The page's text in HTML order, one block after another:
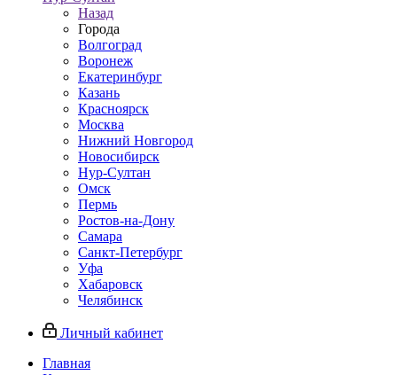
Назад
Города
Волгоград
Воронеж
Екатеринбург
Казань
Красноярск
Москва
Нижний Новгород
Новосибирск
Нур-Султан
Омск
Пермь
Ростов-на-Дону
Самара
Санкт-Петербург
Уфа
Хабаровск
Челябинск
Личный кабинет
Главная